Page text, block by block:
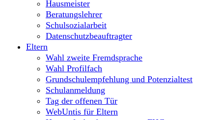
Hausmeister
Beratungslehrer
Schulsozialarbeit
Datenschutzbeauftragter
Eltern
Wahl zweite Fremdsprache
Wahl Profilfach
Grundschulempfehlung und Potenzialtest
Schulanmeldung
Tag der offenen Tür
WebUntis für Eltern